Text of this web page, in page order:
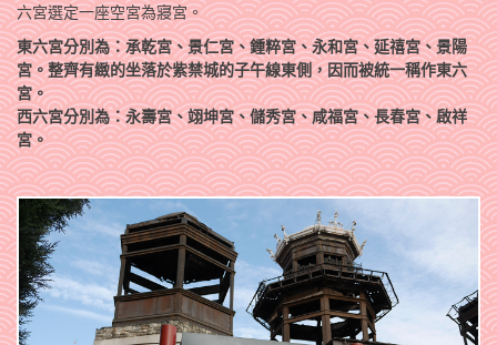
六宮選定一座空宮為寢宮。
東六宮分別為：承乾宮、景仁宮、鍾粹宮、永和宮、延禧宮、景陽
宮。整齊有緻的坐落於紫禁城的子午線東側，因而被統一稱作東六
宮。
西六宮分別為：永壽宮、翊坤宮、儲秀宮、咸福宮、長春宮、啟祥
宮。